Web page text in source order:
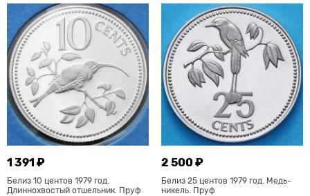
1 391 ₽
Белиз 10 центов 1979 год.
Длиннохвостый отшельник. Пруф
2 500 ₽
Белиз 25 центов 1979 год. Медь-
никель. Пруф